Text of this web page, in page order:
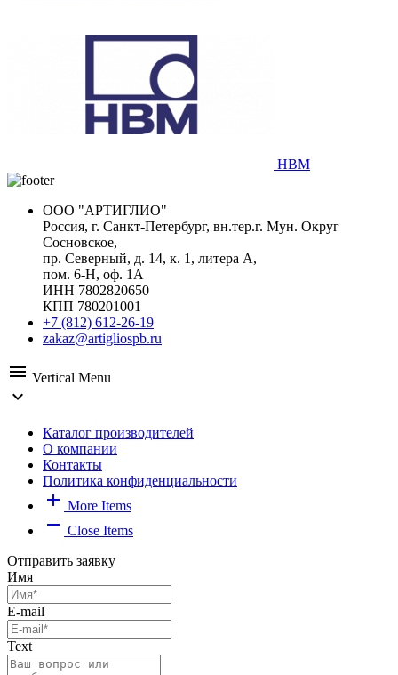
HBM
ООО "АРТИГЛИО"
Россия, г. Санкт-Петербург, вн.тер.г. Мун. Округ
Сосновское,
пр. Северный, д. 14, к. 1, литера А,
пом. 6-Н, оф. 1А
ИНН 7802820650
КПП 780201001
+7 (812) 612-26-19
zakaz@artigliospb.ru
menu Vertical Menu
expand_more
Каталог производителей
О компании
Контакты
Политика конфиденциальности
add More Items
remove Close Items
Отправить заявку
Имя
E-mail
Text